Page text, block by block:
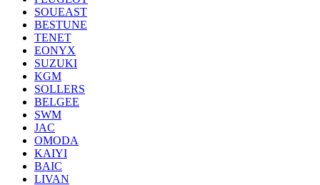
SOUEAST
BESTUNE
TENET
EONYX
SUZUKI
KGM
SOLLERS
BELGEE
SWM
JAC
OMODA
KAIYI
BAIC
LIVAN